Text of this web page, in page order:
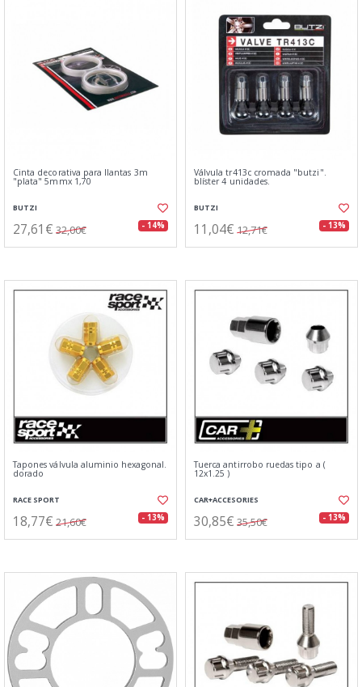
Cinta decorativa para llantas 3m
"plata" 5mmx 1,70
BUTZI
27,61€ 32,00€ - 14%
Válvula tr413c cromada "butzi".
blíster 4 unidades.
BUTZI
11,04€ 12,71€ - 13%
Tapones válvula aluminio hexagonal.
dorado
RACE SPORT
18,77€ 21,60€ - 13%
Tuerca antirrobo ruedas tipo a (
12x1.25 )
CAR+ACCESORIES
30,85€ 35,50€ - 13%